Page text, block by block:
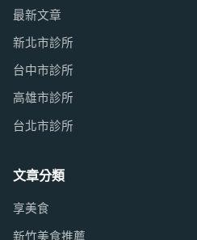
最新文章
新北市診所
台中市診所
高雄市診所
台北市診所
文章分類
享美食
新竹美食推薦